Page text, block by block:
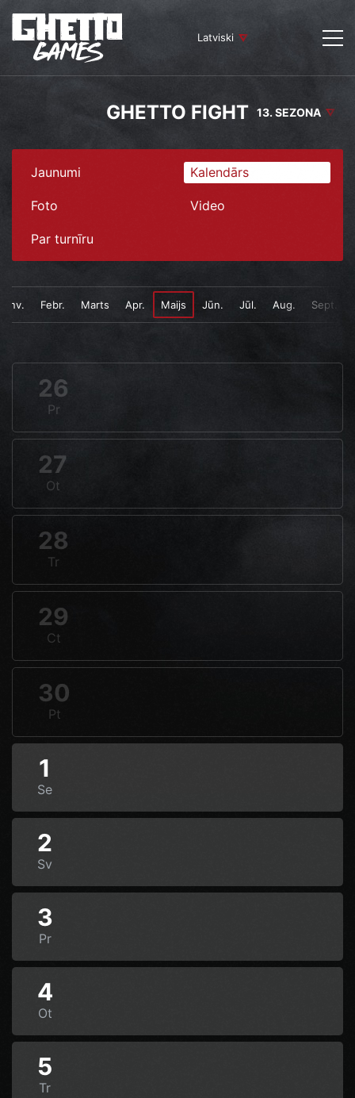
Latviski
GHETTO FIGHT 13. SEZONA
Jaunumi Kalendārs
Foto Video
Par turnīru
Febr. Marts Apr. Maijs Jūn. Jūl. Aug. Sept.
26
Pr
27
Ot
28
Tr
29
Ct
30
Pt
1
Se
2
Sv
3
Pr
4
Ot
5
Tr